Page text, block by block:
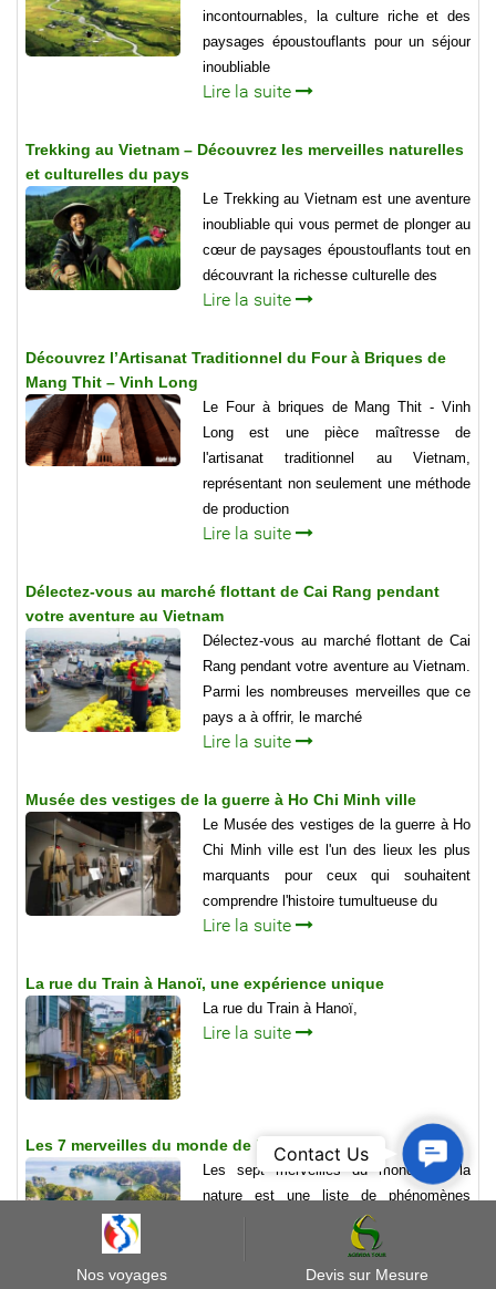
incontournables, la culture riche et des
paysages époustouflants pour un séjour
inoubliable
Lire la suite
Trekking au Vietnam – Découvrez les merveilles naturelles
et culturelles du pays
Le Trekking au Vietnam est une aventure
inoubliable qui vous permet de plonger au
cœur de paysages époustouflants tout en
découvrant la richesse culturelle des
Lire la suite
Découvrez l’Artisanat Traditionnel du Four à Briques de
Mang Thit – Vinh Long
Le Four à briques de Mang Thit - Vinh
Long est une pièce maîtresse de
l'artisanat traditionnel au Vietnam,
représentant non seulement une méthode
de production
Lire la suite
Délectez-vous au marché flottant de Cai Rang pendant
votre aventure au Vietnam
Délectez-vous au marché flottant de Cai
Rang pendant votre aventure au Vietnam.
Parmi les nombreuses merveilles que ce
pays a à offrir, le marché
Lire la suite
Musée des vestiges de la guerre à Ho Chi Minh ville
Le Musée des vestiges de la guerre à Ho
Chi Minh ville est l'un des lieux les plus
marquants pour ceux qui souhaitent
comprendre l'histoire tumultueuse du
Lire la suite
La rue du Train à Hanoï, une expérience unique
La rue du Train à Hanoï,
Lire la suite
Les 7 merveilles du monde de la nature
Les sept merveilles du monde de la
nature est une liste de phénomènes
naturels remarquables établie en
référence à la liste des Sept nouvelles
merveilles du monde. Ce projet est une
Nos voyages Devis sur Mesure
Contact
Contact Us